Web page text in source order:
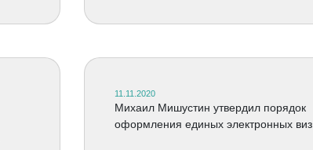
11.11.2020
Михаил Мишустин утвердил порядок
оформления единых электронных виз